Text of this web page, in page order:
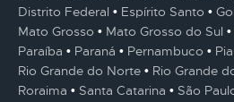
Distrito Federal
Espírito Santo
Mato Grosso
Mato Grosso do Sul
Paraíba
Paraná Pernambuco
Rio Grande do Norte
Rio Grande
Roraima
Santa Catarina São